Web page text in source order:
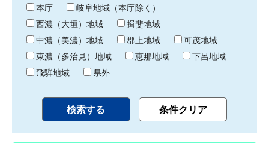
わ
り
本庁
岐阜地域（本庁除く）
西濃（大垣）地域
揖斐地域
中濃（美濃）地域
郡上地域
可茂地域
東濃（多治見）地域
恵那地域
下呂地域
飛騨地域
県外